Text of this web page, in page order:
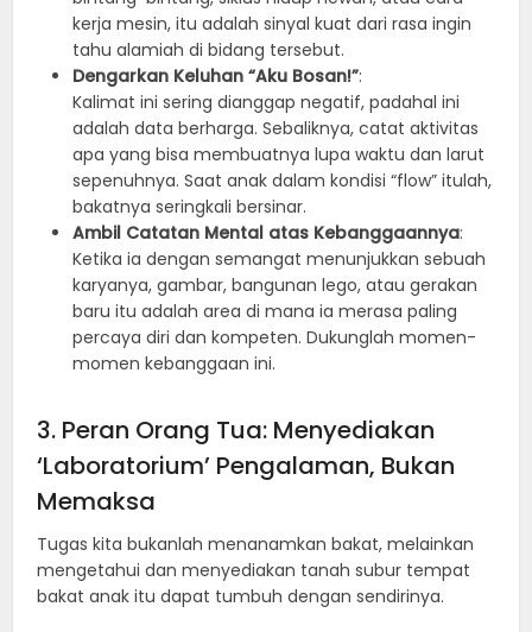
kerja mesin, itu adalah sinyal kuat dari rasa ingin
tahu alamiah di bidang tersebut.
Dengarkan Keluhan “Aku Bosan!”:
Kalimat ini sering dianggap negatif, padahal ini
adalah data berharga. Sebaliknya, catat aktivitas
apa yang bisa membuatnya lupa waktu dan larut
sepenuhnya. Saat anak dalam kondisi “flow” itulah,
bakatnya seringkali bersinar.
Ambil Catatan Mental atas Kebanggaannya:
Ketika ia dengan semangat menunjukkan sebuah
karyanya, gambar, bangunan lego, atau gerakan
baru itu adalah area di mana ia merasa paling
percaya diri dan kompeten. Dukunglah momen-
momen kebanggaan ini.
3. Peran Orang Tua: Menyediakan
‘Laboratorium’ Pengalaman, Bukan
Memaksa
Tugas kita bukanlah menanamkan bakat, melainkan
mengetahui dan menyediakan tanah subur tempat
bakat anak itu dapat tumbuh dengan sendirinya.